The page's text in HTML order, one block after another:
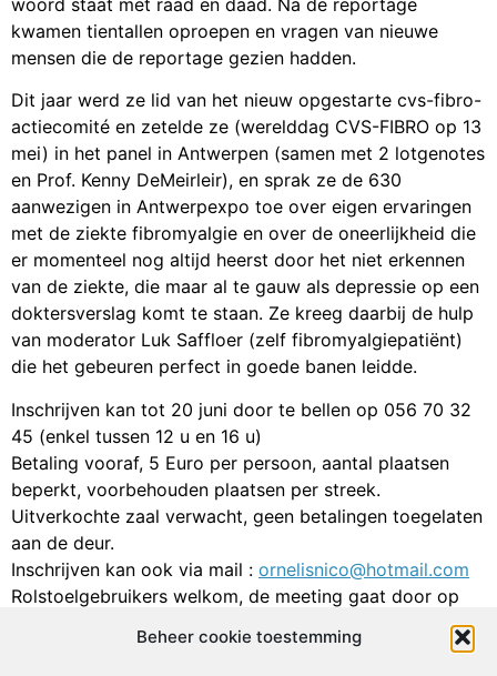
Beheer cookie toestemming
kwamen tientallen oproepen en vragen van nieuwe
mensen die de reportage gezien hadden.
Dit jaar werd ze lid van het nieuw opgestarte cvs-fibro-
actiecomité en zetelde ze (werelddag CVS-FIBRO op 13
mei) in het panel in Antwerpen (samen met 2 lotgenotes
en Prof. Kenny DeMeirleir), en sprak ze de 630
aanwezigen in Antwerpexpo toe over eigen ervaringen
met de ziekte fibromyalgie en over de oneerlijkheid die
er momenteel nog altijd heerst door het niet erkennen
van de ziekte, die maar al te gauw als depressie op een
doktersverslag komt te staan. Ze kreeg daarbij de hulp
van moderator Luk Saffloer (zelf fibromyalgiepatiënt)
die het gebeuren perfect in goede banen leidde.
Inschrijven kan tot 20 juni door te bellen op 056 70 32
45 (enkel tussen 12 u en 16 u)
Betaling vooraf, 5 Euro per persoon, aantal plaatsen
beperkt, voorbehouden plaatsen per streek.
Uitverkochte zaal verwacht, geen betalingen toegelaten
aan de deur.
Inschrijven kan ook via mail : ornelisnico@hotmail.com
Rolstoelgebruikers welkom, de meeting gaat door op